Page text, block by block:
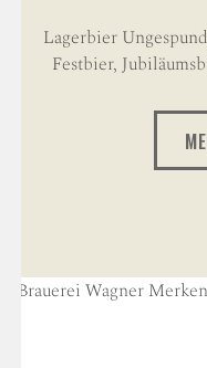
Lagerbier
Festbier,